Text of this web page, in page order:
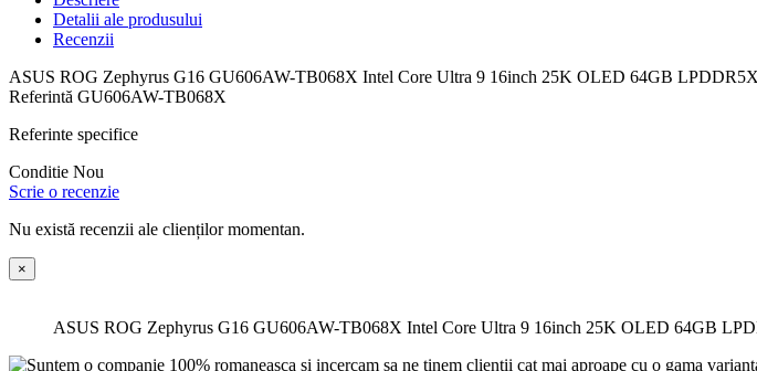
Detalii ale produsului
Recenzii
ASUS ROG Zephyrus G16 GU606AW-TB068X Intel Core Ultra 9 16inch 25K OLED 64GB
Referintă GU606AW-TB068X
Referinte specifice
Conditie Nou
Scrie o recenzie
Nu există recenzii ale clienților momentan.
×
ASUS ROG Zephyrus G16 GU606AW-TB068X Intel Core Ultra 9 16inch 25K OLED 64GB